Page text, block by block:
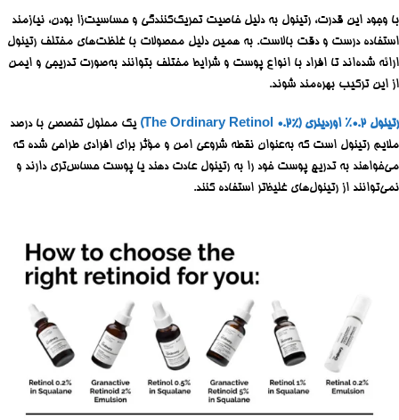
با وجود این قدرت، رتینول به دلیل خاصیت تحریک‌کنندگی و حساسیت‌زا بودن، نیازمند
استفاده درست و دقت بالاست. به همین دلیل محصولات با غلظت‌های مختلف رتینول
ارائه شده‌اند تا افراد با انواع پوست و شرایط مختلف بتوانند به‌صورت تدریجی و ایمن
از این ترکیب بهره‌مند شوند.
رتینول ۰.۲٪ اوردینری (The Ordinary Retinol 0.2%)
یک محلول تخصصی با درصد
ملایم رتینول است که به‌عنوان نقطه شروعی امن و مؤثر برای افرادی طراحی شده که
می‌خواهند به تدریج پوست خود را به رتینول عادت دهند یا پوست حساس‌تری دارند و
نمی‌توانند از رتینول‌های غلیظ‌تر استفاده کنند.